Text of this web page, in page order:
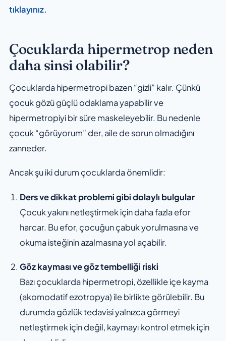
tıklayınız.
Çocuklarda hipermetrop neden
daha sinsi olabilir?
Çocuklarda hipermetropi bazen “gizli” kalır. Çünkü
çocuk gözü güçlü odaklama yapabilir ve
hipermetropiyi bir süre maskeleyebilir. Bu nedenle
çocuk “görüyorum” der, aile de sorun olmadığını
zanneder.
Ancak şu iki durum çocuklarda önemlidir:
Ders ve dikkat problemi gibi dolaylı bulgular
Çocuk yakını netleştirmek için daha fazla efor
harcar. Bu efor, çocuğun çabuk yorulmasına ve
okuma isteğinin azalmasına yol açabilir.
Göz kayması ve göz tembelliği riski
Bazı çocuklarda hipermetropi, özellikle içe kayma
(akomodatif ezotropya) ile birlikte görülebilir. Bu
durumda gözlük tedavisi yalnızca görmeyi
netleştirmek için değil, kaymayı kontrol etmek için